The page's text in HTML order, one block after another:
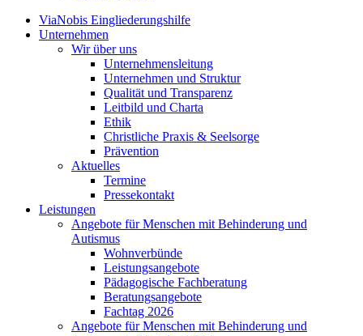
ViaNobis Eingliederungshilfe
Unternehmen
Wir über uns
Unternehmensleitung
Unternehmen und Struktur
Qualität und Transparenz
Leitbild und Charta
Ethik
Christliche Praxis & Seelsorge
Prävention
Aktuelles
Termine
Pressekontakt
Leistungen
Angebote für Menschen mit Behinderung und
Autismus
Wohnverbünde
Leistungsangebote
Pädagogische Fachberatung
Beratungsangebote
Fachtag 2026
Angebote für Menschen mit Behinderung und